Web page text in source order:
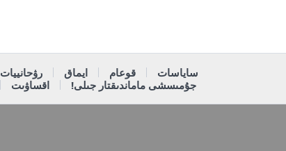
ساياسات قوعام ايماق رۋحانييات
جۇمىسشى ماماندىقتار جىلى!
اقساۋىت